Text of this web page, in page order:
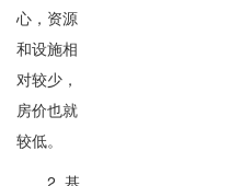
心，资源
和设施相
对较少，
房价也就
较低。